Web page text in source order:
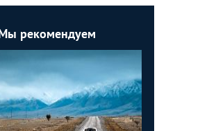
рекомендуем